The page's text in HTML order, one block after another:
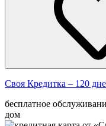
Своя Кредитка – 120
бесплатное
дом